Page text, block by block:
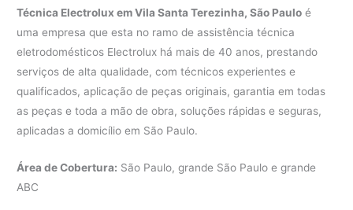
Técnica Electrolux em Vila Santa Terezinha, São Paulo é
uma empresa que esta no ramo de assistência técnica
eletrodomésticos Electrolux há mais de 40 anos, prestando
serviços de alta qualidade, com técnicos experientes e
qualificados, aplicação de peças originais, garantia em todas
as peças e toda a mão de obra, soluções rápidas e seguras,
aplicadas a domicílio em São Paulo.
Área de Cobertura: São Paulo, grande São Paulo e grande
ABC